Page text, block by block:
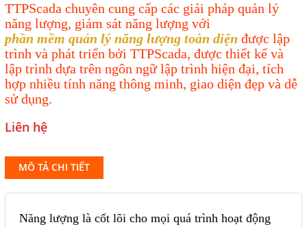
TTPScada chuyên cung cấp các giải pháp quản lý
năng lượng, giám sát năng lượng với
phần mềm quản lý năng lượng toàn diện được lập
trình và phát triển bởi TTPScada, được thiết kế và
lập trình dựa trên ngôn ngữ lập trình hiện đại, tích
hợp nhiều tính năng thông minh, giao diện đẹp và dễ
sử dụng.
Liên hệ
MÔ TẢ CHI TIẾT
Năng lượng là cốt lõi cho mọi quá trình hoạt động